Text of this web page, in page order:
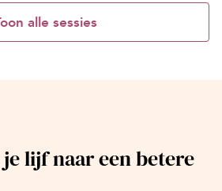
alle sessies
lijf naar een betere